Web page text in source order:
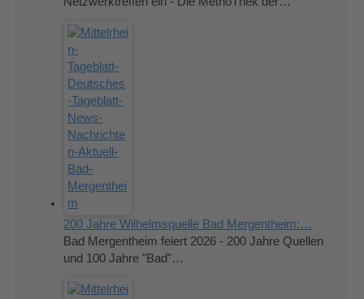
200 Jahre Wilhelmsquelle Bad Mergentheim:…
Bad Mergentheim feiert 2026 - 200 Jahre Quellen
und 100 Jahre "Bad"…